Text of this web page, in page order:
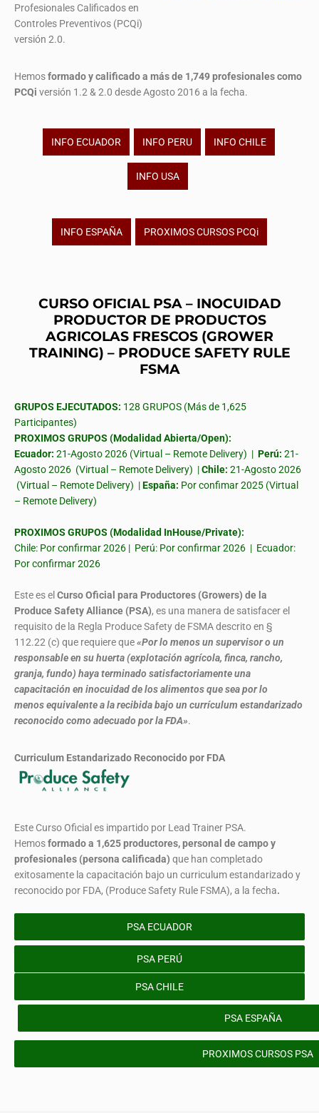
Profesionales Calificados en
Controles Preventivos (PCQi)
versión 2.0.
Hemosformado y calificado a más de 1,749 profesionalescomo
PCQi versión 1.2 & 2.0 desde Agosto 2016 a la fecha.
INFO ECUADOR INFO PERU INFO CHILE
INFO USA
INFO ESPAÑA PROXIMOS CURSOS PCQi
CURSO OFICIAL PSA – INOCUIDAD
PRODUCTOR DE PRODUCTOS
AGRICOLAS FRESCOS (GROWER
TRAINING) – PRODUCE SAFETY RULE
FSMA
GRUPOS EJECUTADOS: 128 GRUPOS (Más de 1,625
Participantes)
PROXIMOS GRUPOS (Modalidad Abierta/Open):
Ecuador: 21-Agosto 2026 (Virtual – Remote Delivery) | Perú: 21-
Agosto 2026 (Virtual – Remote Delivery) |Chile: 21-Agosto 2026
(Virtual – Remote Delivery) |España: Por confimar 2025 (Virtual
– Remote Delivery)
PROXIMOS GRUPOS (Modalidad InHouse/Private):
Chile: Por confirmar 2026 | Perú: Por confirmar 2026 | Ecuador:
Por confirmar 2026
Este es el Curso Oficial para Productores (Growers) de la
Produce Safety Alliance (PSA), es una manera de satisfacer el
requisito de la Regla Produce Safety de FSMA descrito en §
112.22 (c) que requiere que«Por lo menos un supervisor o un
responsable en su huerta (explotación agrícola, finca, rancho,
granja, fundo) haya terminado satisfactoriamente una
capacitación en inocuidad de los alimentos que sea por lo
menos equivalente a la recibida bajo un currículum estandarizado
reconocido como adecuado por la FDA».
Curriculum Estandarizado Reconocido por FDA
Este Curso Oficial es impartido por Lead Trainer PSA.
Hemosformadoa 1,625 productores, personal de campo y
profesionales (persona calificada) que han completado
exitosamente la capacitación bajo un curriculum estandarizado y
reconocido por FDA, (Produce Safety Rule FSMA), a la fecha.
PSA ECUADOR
PSA PERÚ
PSA CHILE
PSA ESPAÑA
PROXIMOS CURSOS PSA